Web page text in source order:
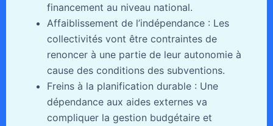
financement au niveau national.
Affaiblissement de l’indépendance : Les
collectivités vont être contraintes de
renoncer à une partie de leur autonomie à
cause des conditions des subventions.
Freins à la planification durable : Une
dépendance aux aides externes va
compliquer la gestion budgétaire et